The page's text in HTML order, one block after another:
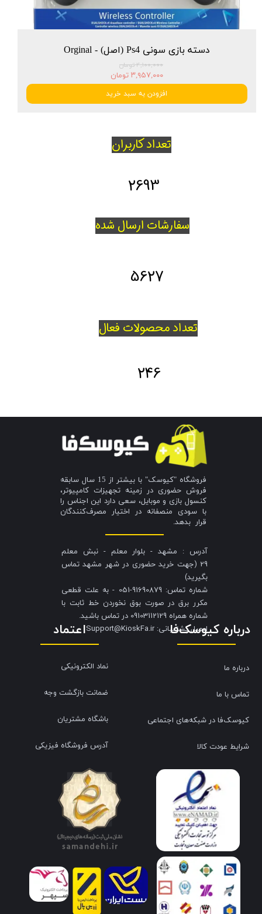
دسته بازی سونی Ps4 (اصل) - Orginal
۴,۱۰۰,۰۰۰ تومان
۳,۹۵۷,۰۰۰ تومان
افزودن به سبد خرید
تعداد کاربران
سفارشات ارسال شده
5627
تعداد محصولات فعال
2693
246
فروشگاه "کیوسک" با بیشتر از 15 سال سابقه
فروش حضوری در زمینه تجهیزات کامپیوتر،
کنسول بازی و موبایل، سعی دارد این اجناس را
با سودی منصفانه در اختیار مصرف‌کنندگان
قرار بدهد.
آدرس : مشهد - بلوار معلم - نبش معلم
29 (جهت خرید حضوری در شهر مشهد تماس
بگیرید)
شماره تماس: 91690879-051 - به علت قطعی
مکرر برق در صورت بوق نخوردن خط ثابت با
شماره همراه 09103112129 در تماس باشید.
​​​​​​​ایمیل پشتیبانی: Support@KioskFa.ir
اعتماد
نماد الکترونیکی
ضمانت بازگشت وجه
باشگاه مشتریان
آدرس فروشگاه فیزیکی
درباره کیوسک‌فا
درباره ما
تماس با ما
کیوسک‌فا در شبکه‌های اجتماعی
شرایط عودت کالا